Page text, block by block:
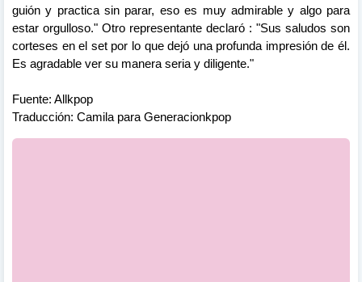
guión y practica sin parar, eso es muy admirable y algo para
estar orgulloso." Otro representante declaró : "Sus saludos son
corteses en el set por lo que dejó una profunda impresión de él.
Es agradable ver su manera seria y diligente."
Fuente: Allkpop
Traducción: Camila para Generacionkpop